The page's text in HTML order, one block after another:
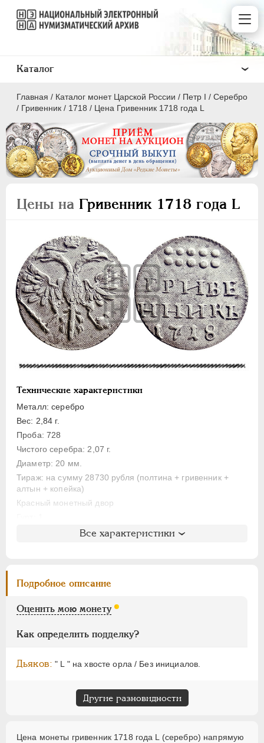
Главная / Каталог монет Царской России / Пeтр I / Серебро
/ Гривенник / 1718 / Цена Гривенник 1718 года L
Цены на Гривенник 1718 года L
Технические характеристики
Металл: серебро
Вес: 2,84 г.
Проба: 728
Чистого серебра: 2,07 г.
Диаметр: 20 мм.
Тираж: на сумму 28730 рубля (полтина + гривенник +
алтын + копейка)
Красный монетный двор
Уздеников: 0565 (черта)
Дьяков ЗС: 609 (R1)
Семёнов
Гиль
Все характеристики
Подробное описание
Оценить мою монету
Как определить подделку?
Дьяков: " L " на хвосте орла / Без инициалов.
Другие разновидности
Цена монеты гривенник 1718 года L (серебро) напрямую
Каталог
ПEТР I 1699 - 1725
Серебро
Полтина
Полуполтинник
Гривенник
Гривна
10 денег
5 копеек
Алтын(ник)
1 копейка
Медь
Пробные
Для Речи Посполитой
Монетовидные жетоны
ЕКАТЕРИНА I 1725-1727
ПЕТР II 1727-1729
АННА ИОАННОВНА
1741-1762
ПАВЕЛ I
НИКОЛАЙ I 1826-1855
АЛЕКСАНДР II
НИКОЛАЙ II 1894-1917
ИНОСТРАННЫЕ 1768-1918